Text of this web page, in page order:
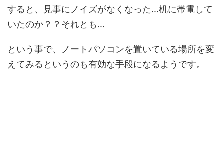
すると、見事にノイズがなくなった...机に帯電して
いたのか？？それとも...
という事で、ノートパソコンを置いている場所を変
えてみるというのも有効な手段になるようです。